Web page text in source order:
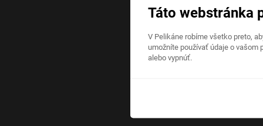
Táto webstránka
V Pelikáne robíme všetko preto,
umožníte používať údaje o vašom
alebo vypnúť.